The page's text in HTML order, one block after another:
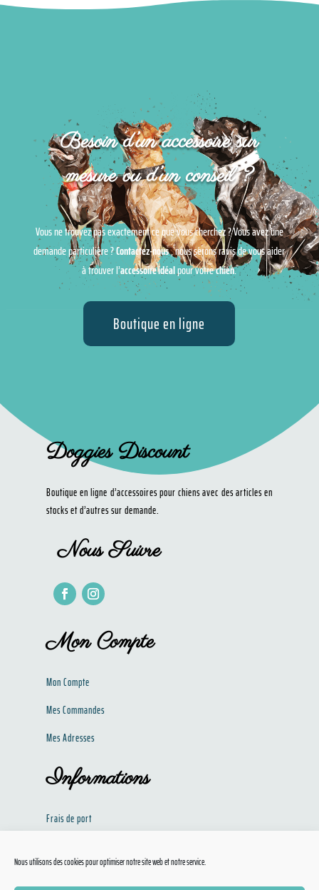
Nous utilisons des cookies pour optimiser notre site web et notre service.
Besoin d’un accessoire sur
mesure ou d’un conseil ?
Vous ne trouvez pas exactement ce que vous cherchez ? Vous avez une
demande particulière ?Contactez-nous, nous serons ravis de vous aider
à trouver l’accessoire idéalpour votrechien.
Boutique en ligne
Doggies Discount
Boutique en ligne d’accessoires pour chiens avec des articles en
stocks et d’autres sur demande.
Nous Suivre
Mon Compte
Mon Compte
Mes Commandes
Mes Adresses
Informations
Frais de port